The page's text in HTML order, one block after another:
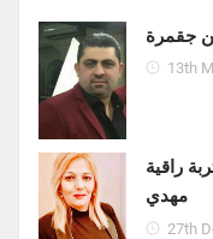
جقمرة
13th
راقية
مهدي
27th